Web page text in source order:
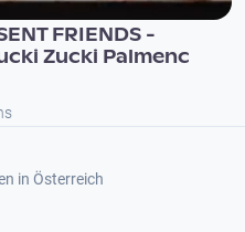
FRIENDS -
Zucki Palmenc
in Österreich